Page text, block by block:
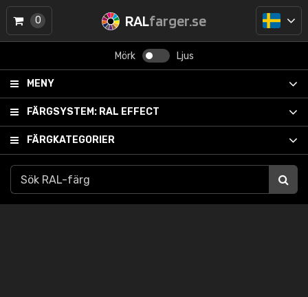
RALfarger.se
Mörk Ljus
MENY
FÄRGSYSTEM: RAL EFFECT
FÄRGKATEGORIER
0